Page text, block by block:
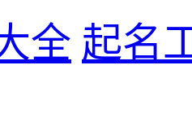
全 起名